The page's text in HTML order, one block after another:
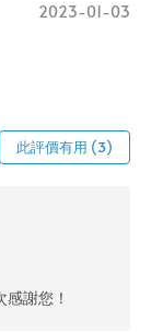
2023-01-03
此評價有用 (3)
謝您！